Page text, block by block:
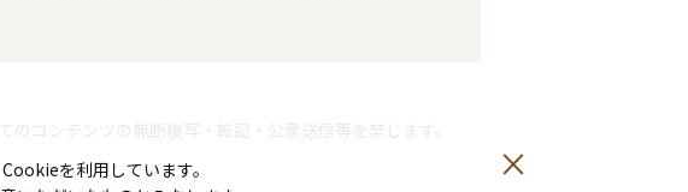
を利用しています。